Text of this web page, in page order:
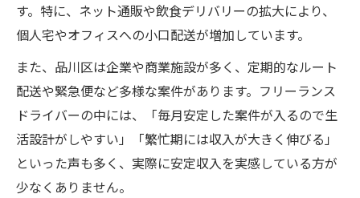
す。特に、ネット通販や飲食デリバリーの拡大により、
個人宅やオフィスへの小口配送が増加しています。
また、品川区は企業や商業施設が多く、定期的なルート
配送や緊急便など多様な案件があります。フリーランス
ドライバーの中には、「毎月安定した案件が入るので生
活設計がしやすい」「繁忙期には収入が大きく伸びる」
といった声も多く、実際に安定収入を実感している方が
少なくありません。